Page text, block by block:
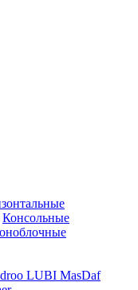
Консольные
LUBI MasDaf